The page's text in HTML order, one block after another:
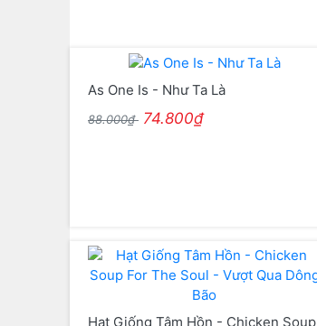
As One Is - Như Ta Là
88.000₫ 74.800₫
Hạt Giống Tâm Hồn - Chicken Soup